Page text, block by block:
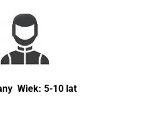
Wiek: 5-10 lat